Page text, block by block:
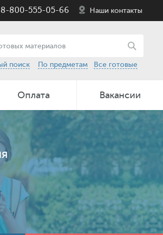
8-800-555-05-66 Наши контакты
поиск По предметам Все готовые
Оплата Вакансии